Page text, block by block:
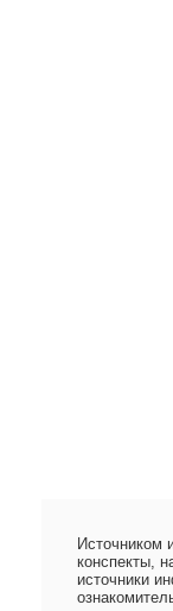
Источником
конспекты,
источники